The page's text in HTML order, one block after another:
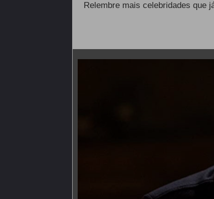
Relembre mais celebridades que